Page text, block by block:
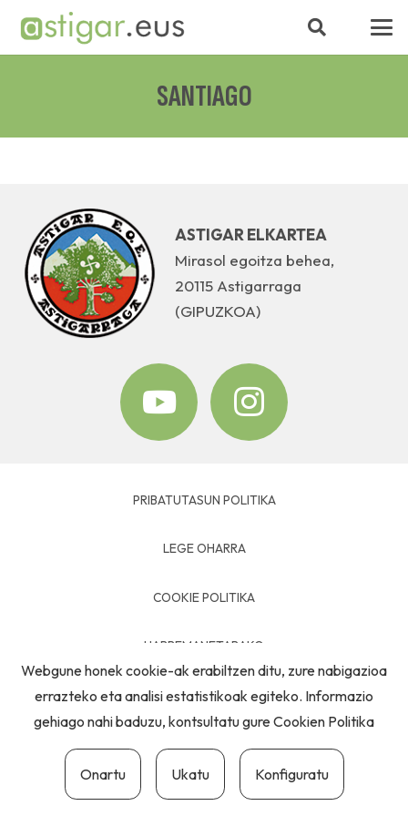
SANTIAGO
ASTIGAR ELKARTEA
Mirasol egoitza behea,
20115 Astigarraga
(GIPUZKOA)
PRIBATUTASUN POLITIKA
LEGE OHARRA
COOKIE POLITIKA
HARREMANETARAKO
Webgune honek cookie-ak erabiltzen ditu, zure nabigazioa
errazteko eta analisi estatistikoak egiteko. Informazio
gehiago nahi baduzu, kontsultatu gureCookien Politika
Onartu Ukatu Konfiguratu